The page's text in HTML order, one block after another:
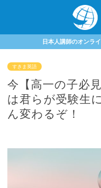
日本人講師のオンラ
すきま英語
今【高一の子必
は君らが受験生
ん変わるぞ！